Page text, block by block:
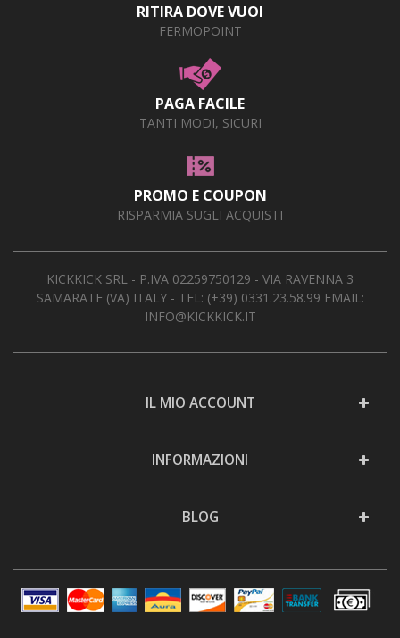
RITIRA DOVE VUOI
FERMOPOINT
PAGA FACILE
TANTI MODI, SICURI
PROMO E COUPON
RISPARMIA SUGLI ACQUISTI
KICKKICK SRL - P.IVA 02259750129 - VIA RAVENNA 3
SAMARATE (VA) ITALY - TEL: (+39) 0331.23.58.99 EMAIL:
INFO@KICKKICK.IT
IL MIO ACCOUNT
INFORMAZIONI
BLOG